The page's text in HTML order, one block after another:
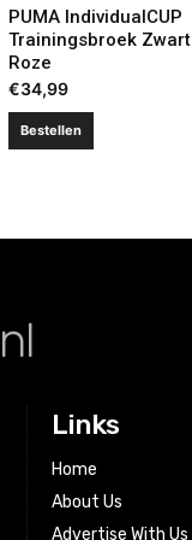
PUMA IndividualCUP
Trainingsbroek Zwart
Roze
€34,99
Bestellen
Links
Home
About Us
Advertise With Us